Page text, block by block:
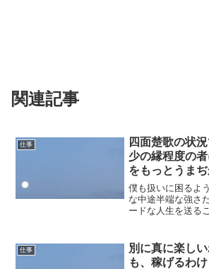
関連記事
仕事
四面楚歌の状
少の縁程度の
をもっとうま
に、タケコプタ
ムでも‥！
僕も扱いに困るよ
な中途半端な強さ
ードな人生を送る
くる全てを弾き飛
いたレッテルは簡
仕事
別に真に楽し
も、稼げるわ